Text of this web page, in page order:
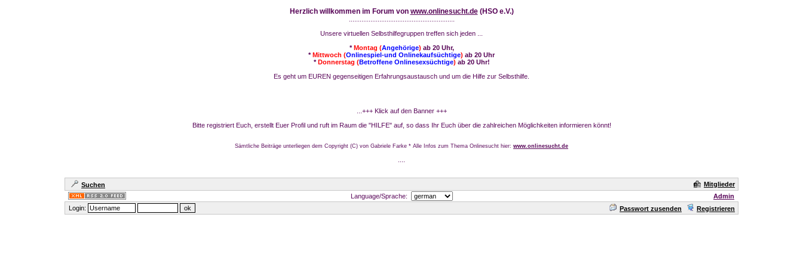
Herzlich willkommen im Forum von www.onlinesucht.de(HSO e.V.)
Unsere virtuellen Selbsthilfegruppen treffen sich jeden ...
*Montag (Angehörige) ab 20 Uhr,
*Mittwoch (Onlinespiel-und Onlinekaufsüchtige) ab 20 Uhr
*Donnerstag (Betroffene Onlinesexsüchtige) ab 20 Uhr!
Es geht um EUREN gegenseitigen Erfahrungsaustausch und um die Hilfe zur Selbsthilfe.
...+++ Klick auf den Banner +++
Bitte registriert Euch, erstellt Euer Profil und ruft im Raum die "HILFE" auf, so dass Ihr Euch über die zahlreichen Möglichkeiten informieren könnt!
Sämtliche Beiträge unterliegen dem Copyright (C) von Gabriele Farke * Alle Infos zum Thema Onlinesucht hier: www.onlinesucht.de
Suchen
Mitglieder
Language/Sprache:
Admin
Login:
Passwort zusenden Registrieren